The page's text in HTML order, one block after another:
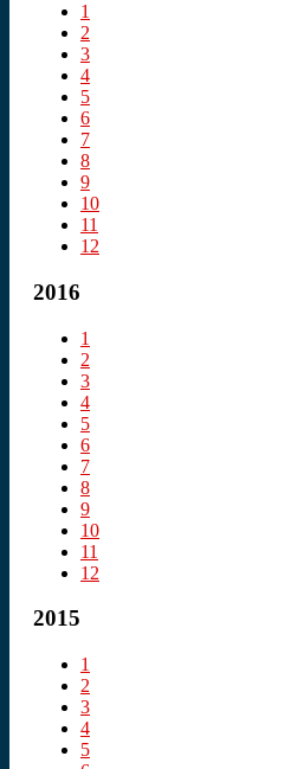
1
2
3
4
5
6
7
8
9
10
11
12
2016
1
2
3
4
5
6
7
8
9
10
11
12
2015
1
2
3
4
5